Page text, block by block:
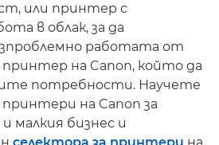
или принтер с
в облак, за да
работата от
принтер на Canon, който да
потребности. Научете
на Canon за
малкия бизнес и